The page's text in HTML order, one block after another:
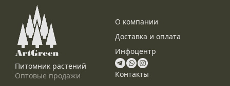
Питомник растений
Оптовые продажи
О компании
Доставка и оплата
Инфоцентр
Контакты